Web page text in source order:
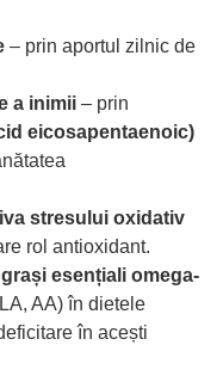
– prin aportul zilnic de
a inimii – prin
eicosapentaenoic)
stresului oxidativ
rol antioxidant.
esențiali omega-
AA) în dietele
în acești